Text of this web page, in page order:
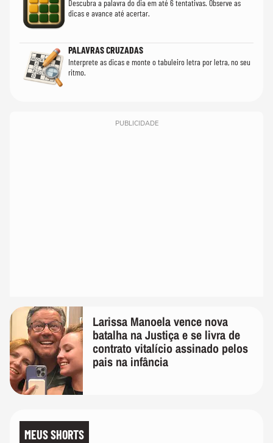
Descubra a palavra do dia em até 6 tentativas. Observe as
dicas e avance até acertar.
PALAVRAS CRUZADAS
Interprete as dicas e monte o tabuleiro letra por letra, no seu
ritmo.
PUBLICIDADE
Larissa Manoela vence nova
batalha na Justiça e se livra de
contrato vitalício assinado pelos
pais na infância
MEUS SHORTS